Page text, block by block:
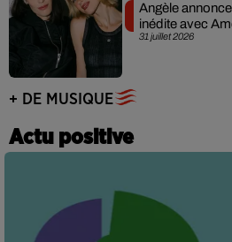
31 juillet 2026
Angèle
inédite avec
+ DE MUSIQUE
Actu positive